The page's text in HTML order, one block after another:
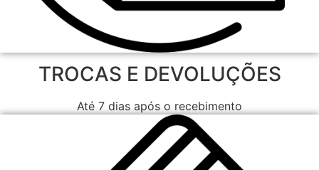
TROCAS E DEVOLUÇÕES
Até 7 dias após o recebimento